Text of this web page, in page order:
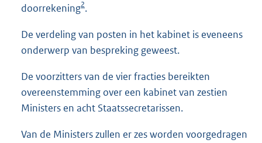
doorrekening2.
De verdeling van posten in het kabinet is eveneens
onderwerp van bespreking geweest.
De voorzitters van de vier fracties bereikten
overeenstemming over een kabinet van zestien
Ministers en acht Staatssecretarissen.
Van de Ministers zullen er zes worden voorgedragen